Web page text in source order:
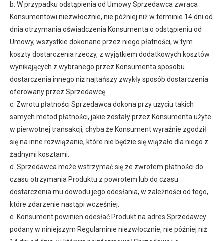
b. W przypadku odstąpienia od Umowy Sprzedawca zwraca
Konsumentowi niezwłocznie, nie później niż w terminie 14 dni od
dnia otrzymania oświadczenia Konsumenta o odstąpieniu od
Umowy, wszystkie dokonane przez niego płatności, w tym
koszty dostarczenia rzeczy, z wyjątkiem dodatkowych kosztów
wynikających z wybranego przez Konsumenta sposobu
dostarczenia innego niż najtańszy zwykły sposób dostarczenia
oferowany przez Sprzedawcę.
c. Zwrotu płatności Sprzedawca dokona przy użyciu takich
samych metod płatności, jakie zostały przez Konsumenta użyte
w pierwotnej transakcji, chyba że Konsument wyraźnie zgodził
się na inne rozwiązanie, które nie będzie się wiązało dla niego z
żadnymi kosztami.
d. Sprzedawca może wstrzymać się ze zwrotem płatności do
czasu otrzymania Produktu z powrotem lub do czasu
dostarczenia mu dowodu jego odesłania, w zależności od tego,
które zdarzenie nastąpi wcześniej.
e. Konsument powinien odesłać Produkt na adres Sprzedawcy
podany w niniejszym Regulaminie niezwłocznie, nie później niż